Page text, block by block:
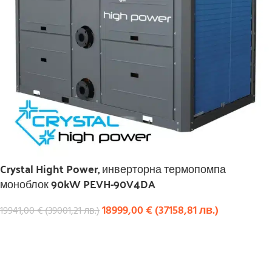
Crystal Hight Power, инверторна термопомпа
моноблок 90kW PEVH-90V4DA
19941,00€(39001,21лв.)18999,00€(37158,81лв.)